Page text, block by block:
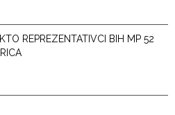
REPREZENTATIVCI BIH MP 52